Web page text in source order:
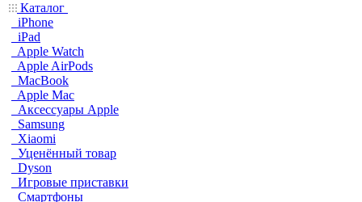
Каталог
iPhone
iPad
Apple Watch
Apple AirPods
MacBook
Apple Mac
Аксессуары Apple
Samsung
Xiaomi
Уценённый товар
Dyson
Игровые приставки
Смартфоны